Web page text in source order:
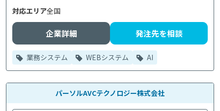
対応エリア全国
企業詳細 発注先を相談
業務システム WEBシステム AI
パーソルAVCテクノロジー株式会社